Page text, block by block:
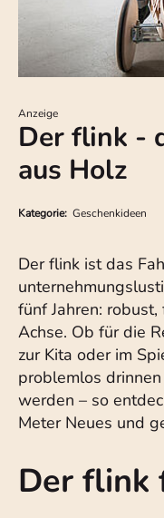
Anzeige
Der flink -
aus Holz
Kategorie: Geschenkideen
Der flink ist das
fünf Jahren:
Achse. Ob für die
zur Kita oder im
problemlos
werden – so
Meter Neues und
Der flink